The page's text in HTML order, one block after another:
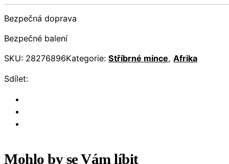
Bezpečná doprava
Bezpečné balení
SKU: 28276896Kategorie: Stříbrné mince, Afrika
Sdílet:
Mohlo by se Vám líbit